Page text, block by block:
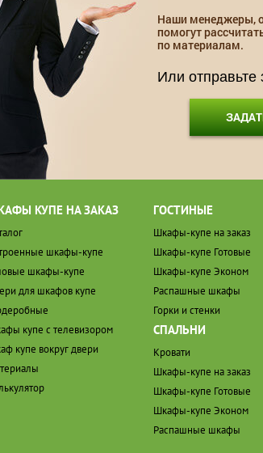
Наши менеджеры,
помогут
по материалам.
Или
КУПЕ НА ЗАКАЗ
шкафы-купе
шкафы-купе
для шкафов купе
купе с телевизором
купе вокруг двери
ГОСТИНЫЕ
Шкафы-купе на заказ
Шкафы-купе Готовые
Шкафы-купе Эконом
Распашные шкафы
Горки и стенки
СПАЛЬНИ
Кровати
Шкафы-купе на заказ
Шкафы-купе Готовые
Шкафы-купе Эконом
Распашные шкафы